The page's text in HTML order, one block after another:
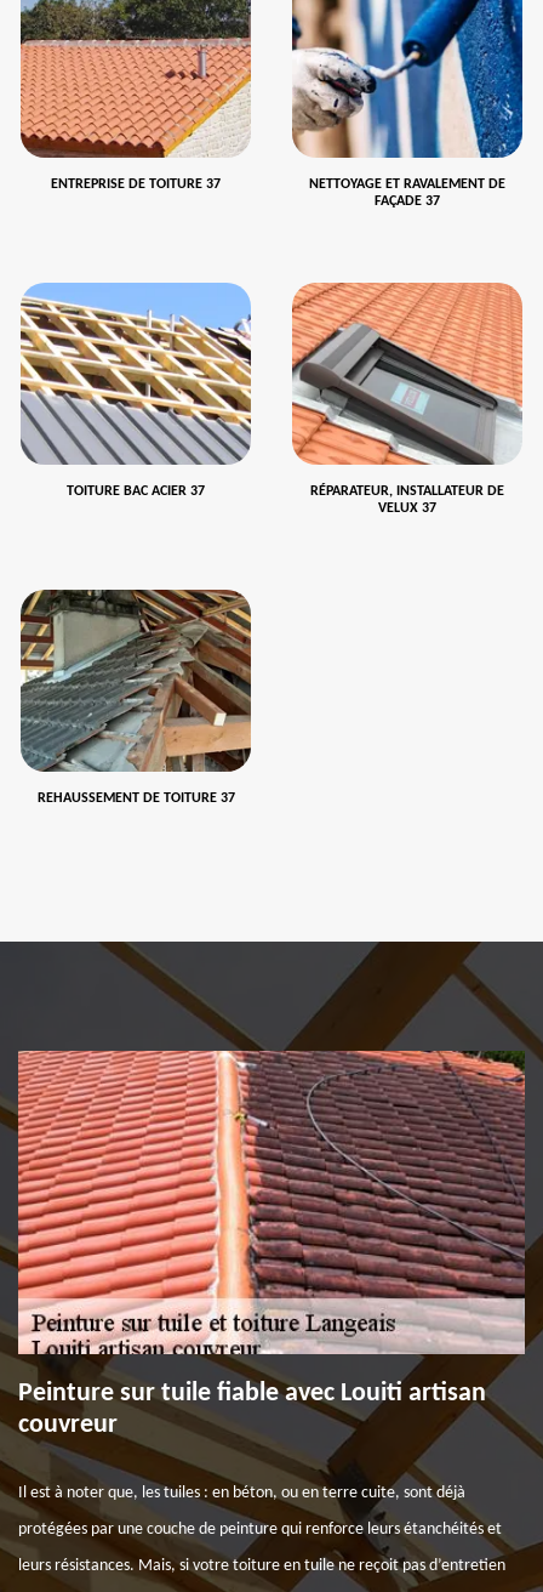
ENTREPRISE DE TOITURE 37
NETTOYAGE ET RAVALEMENT DE
FAÇADE 37
TOITURE BAC ACIER 37
RÉPARATEUR, INSTALLATEUR DE
VELUX 37
REHAUSSEMENT DE TOITURE 37
Peinture sur tuile fiable avec Louiti artisan
couvreur
Il est à noter que, les tuiles : en béton, ou en terre cuite, sont déjà
protégées par une couche de peinture qui renforce leurs étanchéités et
leurs résistances. Mais, si votre toiture en tuile ne reçoit pas d’entretien